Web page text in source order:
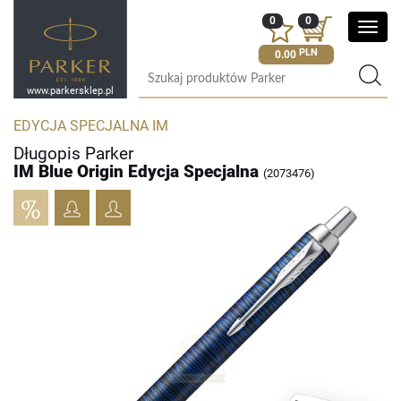
www.parkersklep.pl
0 0
0.00 PLN
Pokaż
menu
EDYCJA SPECJALNA IM
Długopis Parker
IM Blue Origin Edycja Specjalna (2073476)